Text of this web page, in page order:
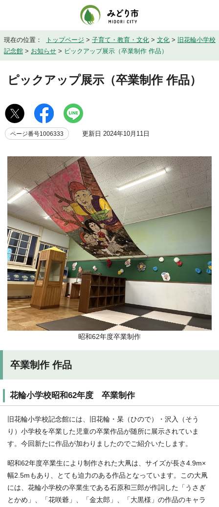
現在の位置： トップページ > 子育て・教育・文化 > 文化 >
旧花輪小学校
記念館 > お知らせ > ピックアップ展示（卒業制作 作品）
ピックアップ展示（卒業制作 作品）
ページ番号1006333 更新日 2024年10月11日
昭和62年度卒業制作
卒業制作 作品
花輪小学校昭和62年度 卒業制作
旧花輪小学校記念館には、旧花輪・杲（ひので）・沢入（そう
り）小学校を卒業した児童の卒業作品が随所に展示されていま
す。今回新たに作品が加わりましたのでご紹介いたします。
昭和62年度卒業生により制作された大凧は、サイズが長さ4.9m×
幅2.5mもあり、とても迫力のある作品となっています。この大凧
には、花輪小学校の卒業生である石原和三郎が作詞した「うさぎ
とかめ」、「花咲爺」、「金太郎」、「大黒様」の作品のキャラ